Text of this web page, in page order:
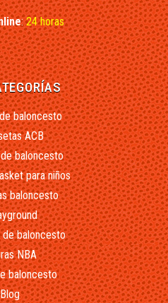
:24 horas
baloncesto
ACB
baloncesto
para niños
baloncesto
de baloncesto
NBA
baloncesto
Blog